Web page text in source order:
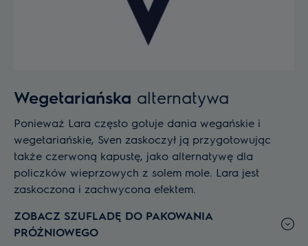
Wegetariańska alternatywa
Ponieważ Lara często gotuje dania wegańskie i
wegetariańskie, Sven zaskoczył ją przygotowując
także czerwoną kapustę, jako alternatywę dla
policzków wieprzowych z solem mole. Lara jest
zaskoczona i zachwycona efektem.
ZOBACZ SZUFLADĘ DO PAKOWANIA
PRÓŻNIOWEGO